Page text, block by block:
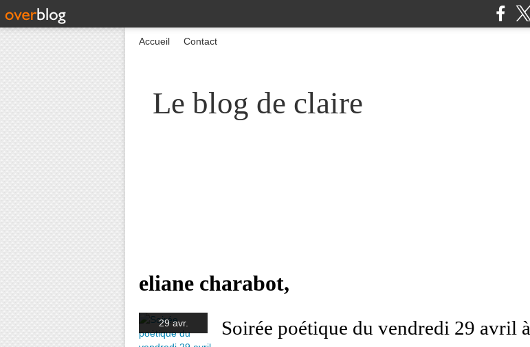
Le blog de claire
Accueil Contact
eliane charabot,
29 avr.
Soirée poétique du vendredi 29 avril à